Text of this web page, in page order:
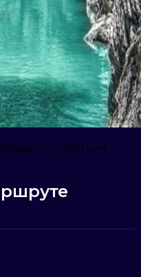
— Каньон